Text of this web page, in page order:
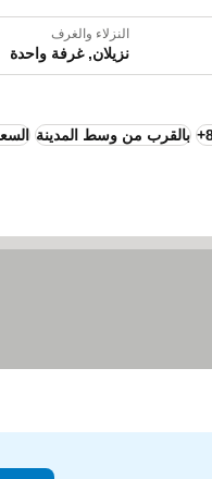
النزلاء والغرف
نزيلان, غرفة واحدة
بالقرب من وسط المدينة